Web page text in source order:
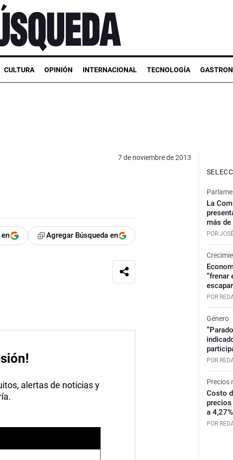
CULTURA OPINIÓN INTERNACIONAL TECNOLOGÍA
7 de noviembre de 2013
Agregar Búsqueda en
alertas de noticias y
La
más
POR
“frenar
POR
Género
POR
Precios
Costo
a 4,27%
POR